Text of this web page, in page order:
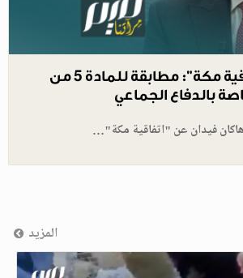
فيدان عن "اتفاقية مكة": مطابقة للمادة 5 من
بالدفاع الجماعي
هاكان فيدان عن "اتفاقية مكة"…
المزيد